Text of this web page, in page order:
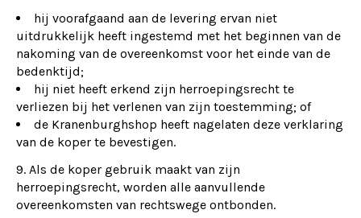
hij voorafgaand aan de levering ervan niet
uitdrukkelijk heeft ingestemd met het beginnen van de
nakoming van de overeenkomst voor het einde van de
bedenktijd;
hij niet heeft erkend zijn herroepingsrecht te
verliezen bij het verlenen van zijn toestemming; of
de Kranenburghshop heeft nagelaten deze verklaring
van de koper te bevestigen.
Als de koper gebruik maakt van zijn
herroepingsrecht, worden alle aanvullende
overeenkomsten van rechtswege ontbonden.